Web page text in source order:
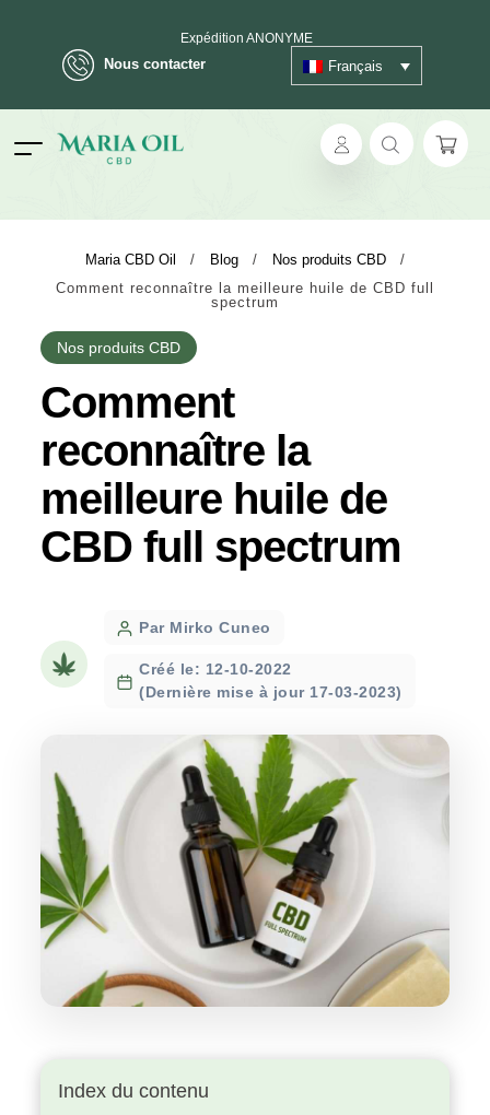
Nous contacter Français
Maria CBD Oil / Blog / Nos produits CBD
/
Comment reconnaître la meilleure huile de CBD full
spectrum
Nos produits CBD
Comment
reconnaître la
meilleure huile de
CBD full spectrum
PostPar Mirko Cuneo
Créé le: 12-10-2022
(Dernière mise à jour 17-03-2023)
Index du contenu